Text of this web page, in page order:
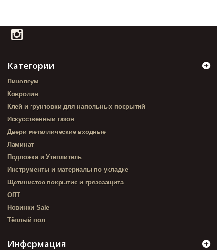
Категории
Линолеум
Ковролин
Клей и грунтовки для напольных покрытий
Искусственный газон
Двери металлические входные
Ламинат
Подложка и Утеплитель
Инструменты и материалы по укладке
Щетинистое покрытие и грязезащита
ОПТ
Новинки Sale
Тёплый пол
Информация